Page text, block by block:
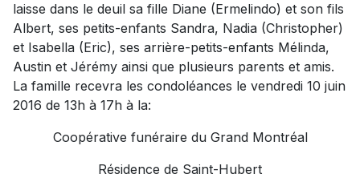
laisse dans le deuil sa fille Diane (Ermelindo) et son fils
Albert, ses petits-enfants Sandra, Nadia (Christopher)
et Isabella (Eric), ses arrière-petits-enfants Mélinda,
Austin et Jérémy ainsi que plusieurs parents et amis.
La famille recevra les condoléances le vendredi 10 juin
2016 de 13h à 17h à la:
Coopérative funéraire du Grand Montréal
Résidence de Saint-Hubert